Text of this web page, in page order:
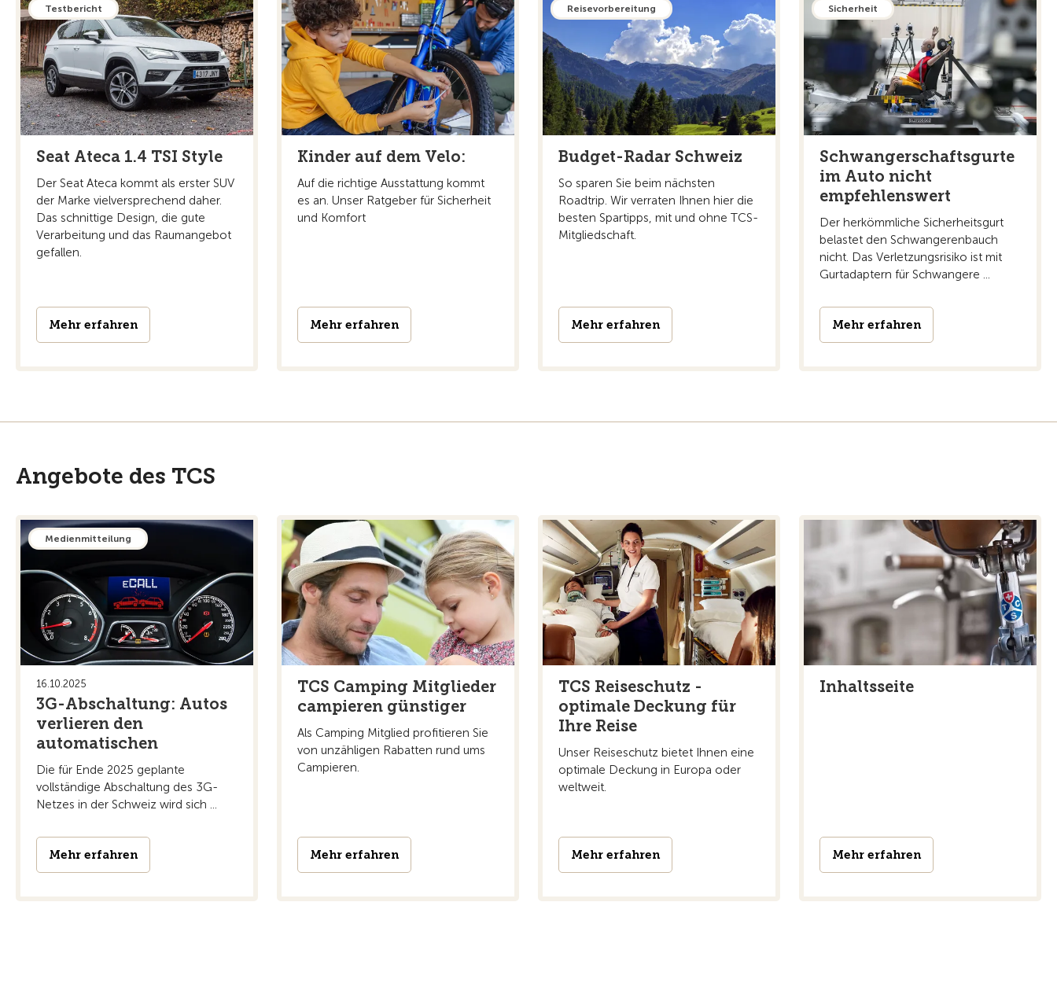
Testbericht
Seat Ateca 1.4 TSI Style
Der Seat Ateca kommt als erster SUV
der Marke vielversprechend daher.
Das schnittige Design, die gute
Verarbeitung und das Raumangebot
gefallen.
Mehr erfahren
Kinder auf dem Velo:
Auf die richtige Ausstattung kommt
es an. Unser Ratgeber für Sicherheit
und Komfort
Mehr erfahren
Reisevorbereitung
Budget-Radar Schweiz
So sparen Sie beim nächsten
Roadtrip. Wir verraten Ihnen hier die
besten Spartipps, mit und ohne TCS-
Mitgliedschaft.
Mehr erfahren
Sicherheit
Schwangerschaftsgurte
im Auto nicht
empfehlenswert
Der herkömmliche Sicherheitsgurt
belastet den Schwangerenbauch
nicht. Das Verletzungsrisiko ist mit
Gurtadaptern für Schwangere ...
Mehr erfahren
Angebote des TCS
Medienmitteilung
16.10.2025
3G-Abschaltung: Autos
verlieren den
automatischen
Die für Ende 2025 geplante
vollständige Abschaltung des 3G-
Netzes in der Schweiz wird sich ...
Mehr erfahren
TCS Camping Mitglieder
campieren günstiger
Als Camping Mitglied profitieren Sie
von unzähligen Rabatten rund ums
Campieren.
Mehr erfahren
TCS Reiseschutz -
optimale Deckung für
Ihre Reise
Unser Reiseschutz bietet Ihnen eine
optimale Deckung in Europa oder
weltweit.
Mehr erfahren
Inhaltsseite
Mehr erfahren